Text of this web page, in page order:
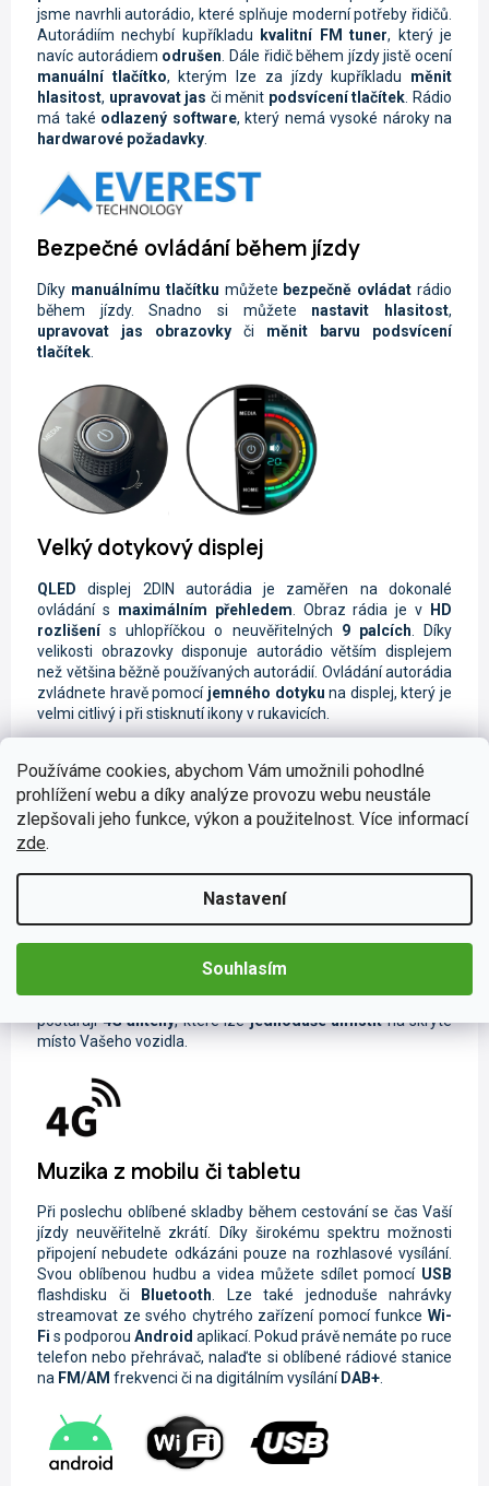
Používáme cookies, abychom Vám umožnili pohodlné
prohlížení webu a díky analýze provozu webu neustále
zlepšovali jeho funkce, výkon a použitelnost. Více informací
zde.
Nastavení
Souhlasím
jsme navrhli autorádio, které splňuje moderní potřeby řidičů.
Autorádiím nechybí kupříkladu
kvalitní FM tuner, který je
navíc autorádiem odrušen. Dále řidič během jízdy jistě ocení
manuální tlačítko, kterým lze za jízdy kupříkladu měnit
hlasitost, upravovat jas či měnit podsvícení tlačítek. Rádio
má také odlazený software, který nemá vysoké nároky na
hardwarové požadavky.
Bezpečné ovládání během jízdy
Díky manuálnímu tlačítku můžete bezpečně ovládat rádio
během jízdy. Snadno si můžete nastavit hlasitost,
upravovat jas obrazovky či měnit barvu podsvícení
tlačítek
Velký dotykový displej
QLEDdisplej
2DIN autorádia je zaměřen na dokonalé
ovládání s maximálním přehledem . Obraz rádia je v HD
rozlišenís uhlopříčkou o neuvěřitelných 9 palcích . Díky
velikosti obrazovky disponuje autorádio větším displejem
než většina běžně používaných autorádií. Ovládání autorádia
zvládnete hravě pomocí jemného dotyku na displej, který je
velmi citlivý i při stisknutí ikony v rukavicích.
Ponořte se do 4G sítě
Cesta se díky4G internetuzmění naonline zážitek. Můžete
například jednodušetelefonovat
Nesmíme zapomenout také na
online GPS navigaci
aktuální dopravní situaci
SIM kartudo4G modulu. Obleskový přenos datse
postarají4G antény, které lzejednoduše umístitna skryté
místo Vašeho vozidla.
Muzika z mobilu či tabletu
Při poslechu oblíbené skladby během cestování se čas Vaší
jízdy neuvěřitelně zkrátí. Díky širokému spektru možnosti
připojení nebudete odkázáni pouze na rozhlasové vysílání.
Svou oblíbenou hudbu a videa můžete sdílet pomocí USB
flashdisku či
Bluetooth . Lze také jednoduše nahrávky
streamovat ze svého chytrého zařízení pomocí funkce Wi-
Fi s podporou Android aplikací. Pokud právě nemáte po ruce
telefon nebo přehrávač, nalaďte si oblíbené rádiové stanice
na FM/AM frekvenci či na digitálním vysílání DAB+